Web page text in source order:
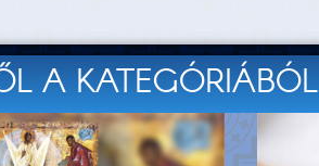
A KATEGÓRIÁBÓL